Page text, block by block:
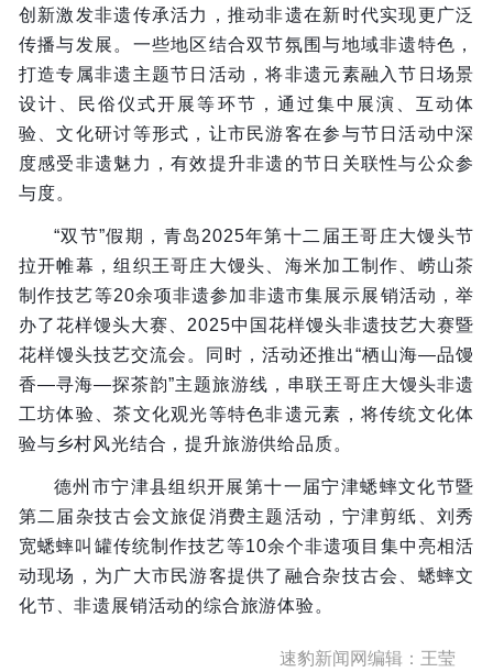
创新激发非遗传承活力，推动非遗在新时代实现更广泛
传播与发展。一些地区结合双节氛围与地域非遗特色，
打造专属非遗主题节日活动，将非遗元素融入节日场景
设计、民俗仪式开展等环节，通过集中展演、互动体
验、文化研讨等形式，让市民游客在参与节日活动中深
度感受非遗魅力，有效提升非遗的节日关联性与公众参
与度。
“双节”假期，青岛2025年第十二届王哥庄大馒头节
拉开帷幕，组织王哥庄大馒头、海米加工制作、崂山茶
制作技艺等20余项非遗参加非遗市集展示展销活动，举
办了花样馒头大赛、2025中国花样馒头非遗技艺大赛暨
花样馒头技艺交流会。同时，活动还推出“栖山海—品馒
香—寻海—探茶韵”主题旅游线，串联王哥庄大馒头非遗
工坊体验、茶文化观光等特色非遗元素，将传统文化体
验与乡村风光结合，提升旅游供给品质。
德州市宁津县组织开展第十一届宁津蟋蟀文化节暨
第二届杂技古会文旅促消费主题活动，宁津剪纸、刘秀
宽蟋蟀叫罐传统制作技艺等10余个非遗项目集中亮相活
动现场，为广大市民游客提供了融合杂技古会、蟋蟀文
化节、非遗展销活动的综合旅游体验。
速豹新闻网编辑：王莹